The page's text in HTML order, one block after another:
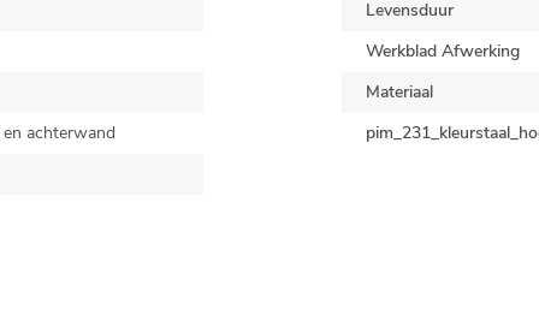
Levensduur
Werkblad Afwerking
Materiaal
achterwand